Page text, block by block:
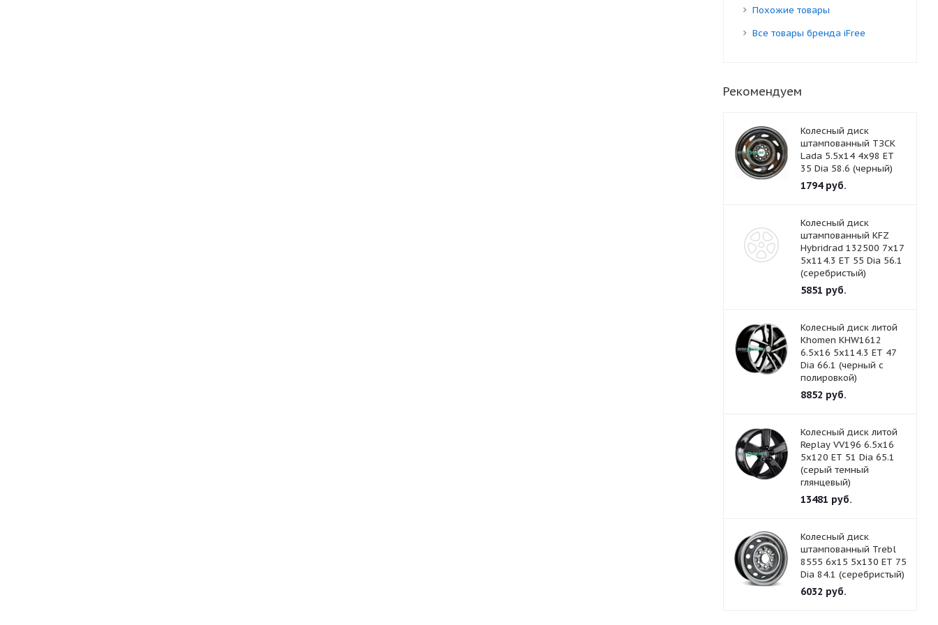
Похожие товары
Все товары бренда iFree
Рекомендуем
Колесный диск
штампованный ТЗСК
Lada 5.5x14 4x98 ET
35 Dia 58.6 (черный)
1794руб.
Колесный диск
штампованный KFZ
Hybridrad 132500 7x17
5x114.3 ET 55 Dia 56.1
(серебристый)
5851 руб.
Колесный диск литой
Khomen KHW1612
6.5x16 5x114.3 ET 47
Dia 66.1 (черный с
полировкой)
8852 руб.
Колесный диск литой
Replay VV196 6.5x16
5x120 ET 51 Dia 65.1
(серый темный
глянцевый)
13481 руб.
Колесный диск
штампованный Trebl
8555 6x15 5x130 ET 75
Dia 84.1 (серебристый)
6032 руб.